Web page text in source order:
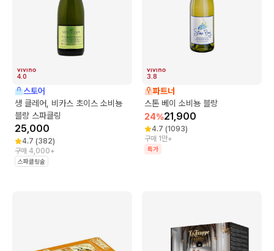
4.0
스토어
생 클레어, 비카스 초이스 소비뇽
블랑 스파클링
25,000
4.7 (382)
구매 4,000+
스파클링술
3.8
파트너
스톤 베이 소비뇽 블랑
24%21,900
4.7 (1093)
구매 1만+
특가